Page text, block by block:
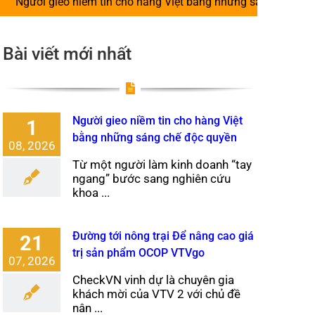
Bài viết mới nhất
1
08, 2026
Người gieo niềm tin cho hàng Việt
bằng những sáng chế độc quyền
Từ một người làm kinh doanh “tay
ngang” bước sang nghiên cứu
khoa ...
21
07, 2026
Đường tới nông trại Để nâng cao giá
trị sản phẩm OCOP VTVgo
CheckVN vinh dự là chuyên gia
khách mời của VTV 2 với chủ đề
nân ...